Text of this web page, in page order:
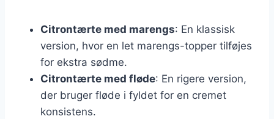
Citrontærte med marengs: En klassisk
version, hvor en let marengs-topper tilføjes
for ekstra sødme.
Citrontærte med fløde: En rigere version,
der bruger fløde i fyldet for en cremet
konsistens.